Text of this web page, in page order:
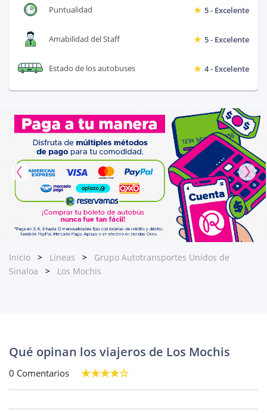
Puntualidad 5 - Excelente
Amabilidad del Staff 5 - Excelente
Estado de los autobuses 4 - Excelente
Inicio Líneas
Grupo Autotransportes Unidos de
Sinaloa
Los Mochis
Qué opinan los viajeros de Los Mochis
0 Comentarios